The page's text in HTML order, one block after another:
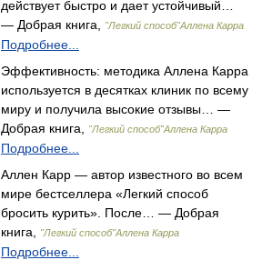
действует быстро и дает устойчивый…
— Добрая книга,
"Легкий способ"Аллена Карра
Подробнее...
Эффективность: методика Аллена Карра
используется в десятках клиник по всему
миру и получила высокие отзывы… —
Добрая книга,
"Легкий способ"Аллена Карра
Подробнее...
Аллен Карр — автор известного во всем
мире бестселлера «Легкий способ
бросить курить». После… — Добрая
книга,
"Легкий способ"Аллена Карра
Подробнее...